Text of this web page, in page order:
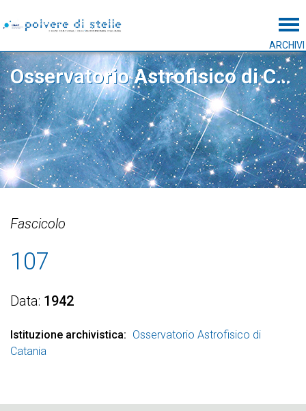
ARCHIVI
Osservatorio Astrofisico di Catania
Fascicolo
107
Data 1942
Istituzione archivistica
Osservatorio Astrofisico di
Catania